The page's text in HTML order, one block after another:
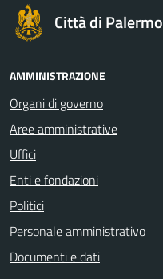
Città di Palermo
AMMINISTRAZIONE
Organi di governo
Aree amministrative
Uffici
Enti e fondazioni
Politici
Personale amministrativo
Documenti e dati